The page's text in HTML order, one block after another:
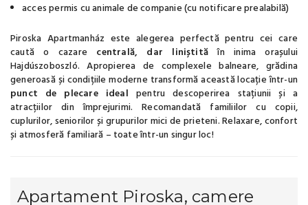
acces permis cu animale de companie (cu notificare prealabilă)
Piroska Apartmanház este alegerea perfectă pentru cei care
caută o cazare centrală, dar liniștită în inima orașului
Hajdúszoboszló. Apropierea de complexele balneare, grădina
generoasă și condițiile moderne transformă această locație într-un
punct de plecare ideal pentru descoperirea stațiunii și a
atracțiilor din împrejurimi. Recomandată familiilor cu copii,
cuplurilor, seniorilor și grupurilor mici de prieteni. Relaxare, confort
și atmosferă familiară – toate într-un singur loc!
Apartament Piroska, camere